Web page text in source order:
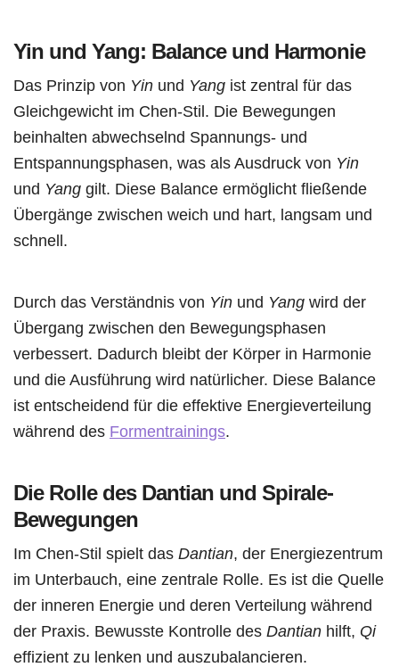
Yin und Yang: Balance und Harmonie
Das Prinzip von Yin und Yang ist zentral für das
Gleichgewicht im Chen-Stil. Die Bewegungen
beinhalten abwechselnd Spannungs- und
Entspannungsphasen, was als Ausdruck von Yin
und Yang gilt. Diese Balance ermöglicht fließende
Übergänge zwischen weich und hart, langsam und
schnell.
Durch das Verständnis von Yin und Yang wird der
Übergang zwischen den Bewegungsphasen
verbessert. Dadurch bleibt der Körper in Harmonie
und die Ausführung wird natürlicher. Diese Balance
ist entscheidend für die effektive Energieverteilung
während des Formentrainings.
Die Rolle des Dantian und Spirale-
Bewegungen
Im Chen-Stil spielt das Dantian, der Energiezentrum
im Unterbauch, eine zentrale Rolle. Es ist die Quelle
der inneren Energie und deren Verteilung während
der Praxis. Bewusste Kontrolle des Dantian hilft, Qi
effizient zu lenken und auszubalancieren.